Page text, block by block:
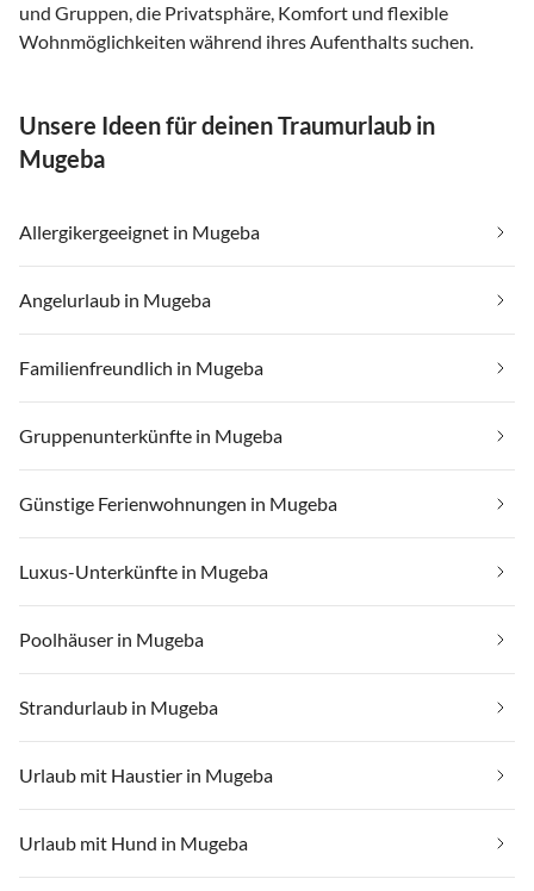
und Gruppen, die Privatsphäre, Komfort und flexible
Wohnmöglichkeiten während ihres Aufenthalts suchen.
Unsere Ideen für deinen Traumurlaub in
Mugeba
Allergikergeeignet in Mugeba
Angelurlaub in Mugeba
Familienfreundlich in Mugeba
Gruppenunterkünfte in Mugeba
Günstige Ferienwohnungen in Mugeba
Luxus-Unterkünfte in Mugeba
Poolhäuser in Mugeba
Strandurlaub in Mugeba
Urlaub mit Haustier in Mugeba
Urlaub mit Hund in Mugeba